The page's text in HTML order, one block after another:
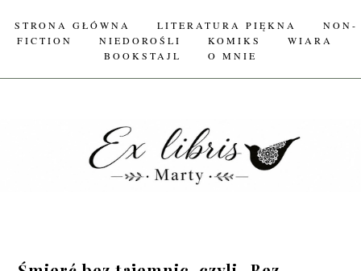
STRONA GŁÓWNA LITERATURA PIĘKNA
NON-
FICTION
NIEDOROŚLI KOMIKS
WIARA
BOOKSTAJL
O MNIE